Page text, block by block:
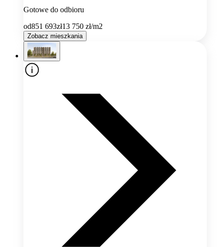
Gotowe do odbioru
od851 693zł13 750 zł/m2
Zobacz mieszkania